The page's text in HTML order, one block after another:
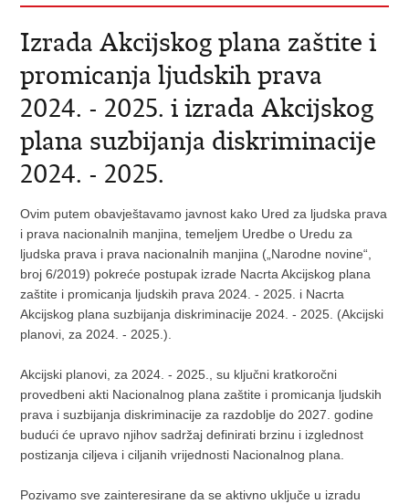
Izrada Akcijskog plana zaštite i
promicanja ljudskih prava
2024. - 2025. i izrada Akcijskog
plana suzbijanja diskriminacije
2024. - 2025.
Ovim putem obavještavamo javnost kako Ured za ljudska prava
i prava nacionalnih manjina, temeljem Uredbe o Uredu za
ljudska prava i prava nacionalnih manjina („Narodne novine“,
broj 6/2019) pokreće postupak izrade Nacrta Akcijskog plana
zaštite i promicanja ljudskih prava 2024. - 2025. i Nacrta
Akcijskog plana suzbijanja diskriminacije 2024. - 2025. (Akcijski
planovi, za 2024. - 2025.).
Akcijski planovi, za 2024. - 2025., su ključni kratkoročni
provedbeni akti Nacionalnog plana zaštite i promicanja ljudskih
prava i suzbijanja diskriminacije za razdoblje do 2027. godine
budući će upravo njihov sadržaj definirati brzinu i izglednost
postizanja ciljeva i ciljanih vrijednosti Nacionalnog plana.
Pozivamo sve zainteresirane da se aktivno uključe u izradu